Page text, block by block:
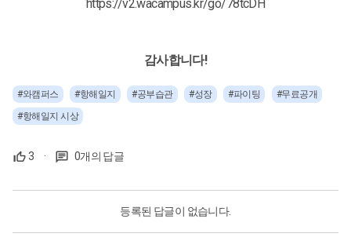
https://v2.wacampus.kr/go/78tcDH
감사합니다!
#와캠퍼스 #항해일지 #공부습관 #성장 #파이팅
#무료공개
#항해일지 시상
3 · 0개의 답글
등록된 답글이 없습니다.